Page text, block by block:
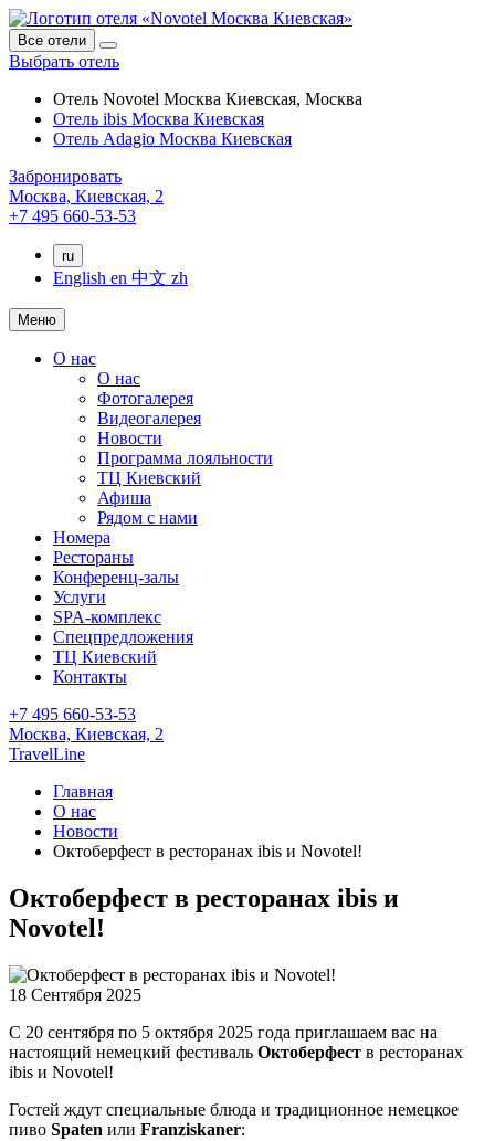
Все отели
Выбрать отель
Отель Novotel Москва Киевская, Москва
Отель ibis Москва Киевская
Отель Adagio Москва Киевская
Забронировать
Москва, Киевская, 2
+7 495 660-53-53
ru
English en 中文 zh
Меню
О нас
О нас
Фотогалерея
Видеогалерея
Новости
Программа лояльности
ТЦ Киевский
Афиша
Рядом с нами
Номера
Рестораны
Конференц-залы
Услуги
SPA-комплекс
Спецпредложения
ТЦ Киевский
Контакты
+7 495 660-53-53
Москва, Киевская, 2
TravelLine
Главная
О нас
Новости
Октоберфест в ресторанах ibis и Novotel!
Октоберфест в ресторанах ibis и
Novotel!
18 Сентября 2025
С 20 сентября по 5 октября 2025 года приглашаем вас на
настоящий немецкий фестиваль Октоберфест в ресторанах
ibis и Novotel!
Гостей ждут специальные блюда и традиционное немецкое
пиво Spaten или Franziskaner: